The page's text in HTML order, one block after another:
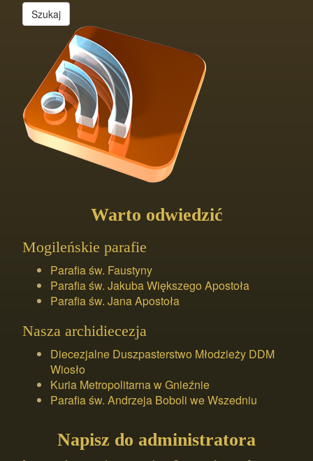
Szukaj
Warto odwiedzić
Mogileńskie parafie
Parafia św. Faustyny
Parafia św. Jakuba Większego Apostoła
Parafia św. Jana Apostoła
Nasza archidiecezja
Diecezjalne Duszpasterstwo Młodzieży DDM
Wiosło
Kuria Metropolitarna w Gnieźnie
Parafia św. Andrzeja Boboli we Wszedniu
Napisz do administratora